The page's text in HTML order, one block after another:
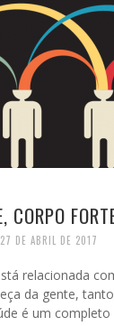
CORPO
27 DE ABRIL DE 2017
relacionada
da gente,
é um